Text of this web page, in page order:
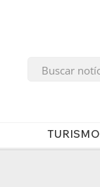
TURISMO